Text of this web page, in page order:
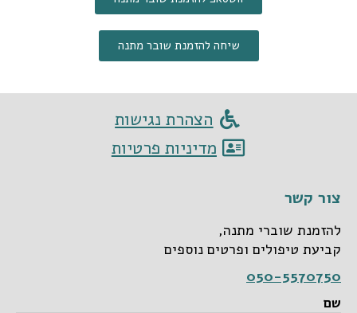
שיחה להזמנת שובר מתנה
הצהרת נגישות
מדיניות פרטיות
צור קשר
להזמנת שוברי מתנה,
קביעת טיפולים ופרטים נוספים
050-5570750
שם